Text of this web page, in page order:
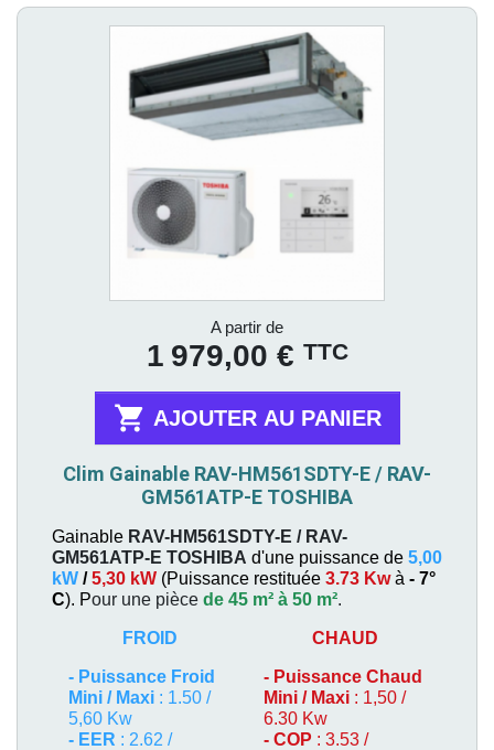
A partir de
1 979,00 € TTC
 AJOUTER AU PANIER
Clim Gainable RAV-HM561SDTY-E / RAV-
GM561ATP-E TOSHIBA
Gainable RAV-HM561SDTY-E / RAV-
GM561ATP-E TOSHIBA d'une puissance de 5,00
kW /5,30 kW (Puissance restituée 3.73 Kwà - 7°
C). Pour une pièce de 45 m² à 50 m².
FROID
- Puissance Froid
Mini / Maxi : 1.50 /
5,60 Kw
- EER : 2.62 /
CHAUD
- Puissance Chaud
Mini / Maxi : 1,50 /
6.30 Kw
- COP : 3.53 /